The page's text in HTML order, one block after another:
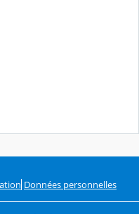
Données personnelles